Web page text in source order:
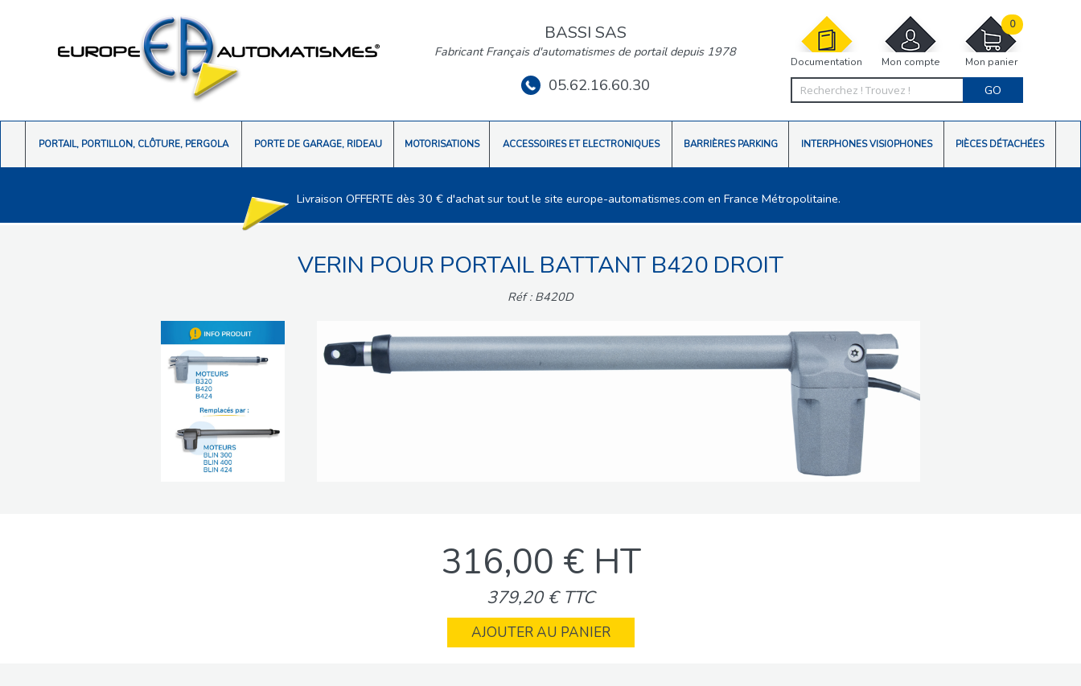
Documentation Mon compte Mon panier
0
GO
BASSI SAS
Fabricant Français d'automatismes de portail depuis 1978
05.62.16.60.30
PORTAIL, PORTILLON, CLÔTURE, PERGOLA PORTE DE GARAGE, RIDEAU MOTORISATIONS ACCESSOIRES ET ELECTRONIQUES BARRIÈRES PARKING INTERPHONES VISIOPHONES PIÈCES DÉTACHÉES
Livraison OFFERTE dès 30 € d'achat sur tout le site europe-automatismes.com en France Métropolitaine.
VERIN POUR PORTAIL BATTANT B420 DROIT
Réf : B420D
316,00 € HT
379,20 € TTC
AJOUTER AU PANIER